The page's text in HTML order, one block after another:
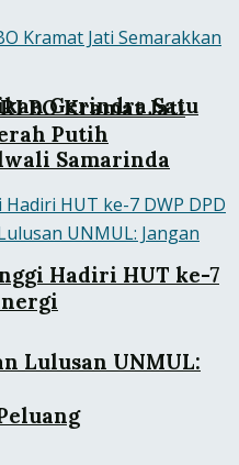
Gerindra Satu
Samarinda
Lulusan UNMUL:
BO Kramat Jati
Putih
Hadiri HUT ke-7